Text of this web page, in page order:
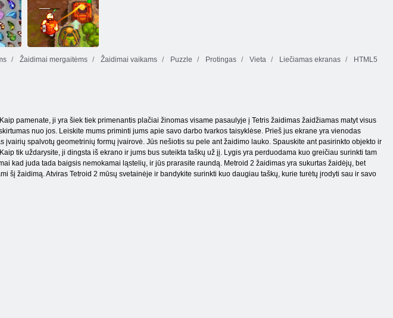
Kris Mahjong
Žaidimai mergaitėms Žaidimai vaikams Puzzle Protingas Vieta Liečiamas ekranas HTML5
pamenate, ji yra šiek tiek primenantis plačiai žinomas visame pasaulyje į Tetris žaidimas žaidžiamas matyt visus
nuo jos. Leiskite mums priminti jums apie savo darbo tvarkos taisyklėse. Prieš jus ekrane yra vienodas
spalvotų geometrinių formų įvairovė. Jūs nešiotis su pele ant žaidimo lauko. Spauskite ant pasirinkto objekto ir
tik uždarysite, ji dingsta iš ekrano ir jums bus suteikta taškų už jį. Lygis yra perduodama kuo greičiau surinkti tam
kad juda tada baigsis nemokamai ląstelių, ir jūs prarasite raundą. Metroid 2 žaidimas yra sukurtas žaidėjų, bet
šį žaidimą. Atviras Tetroid 2 mūsų svetainėje ir bandykite surinkti kuo daugiau taškų, kurie turėtų įrodyti sau ir savo